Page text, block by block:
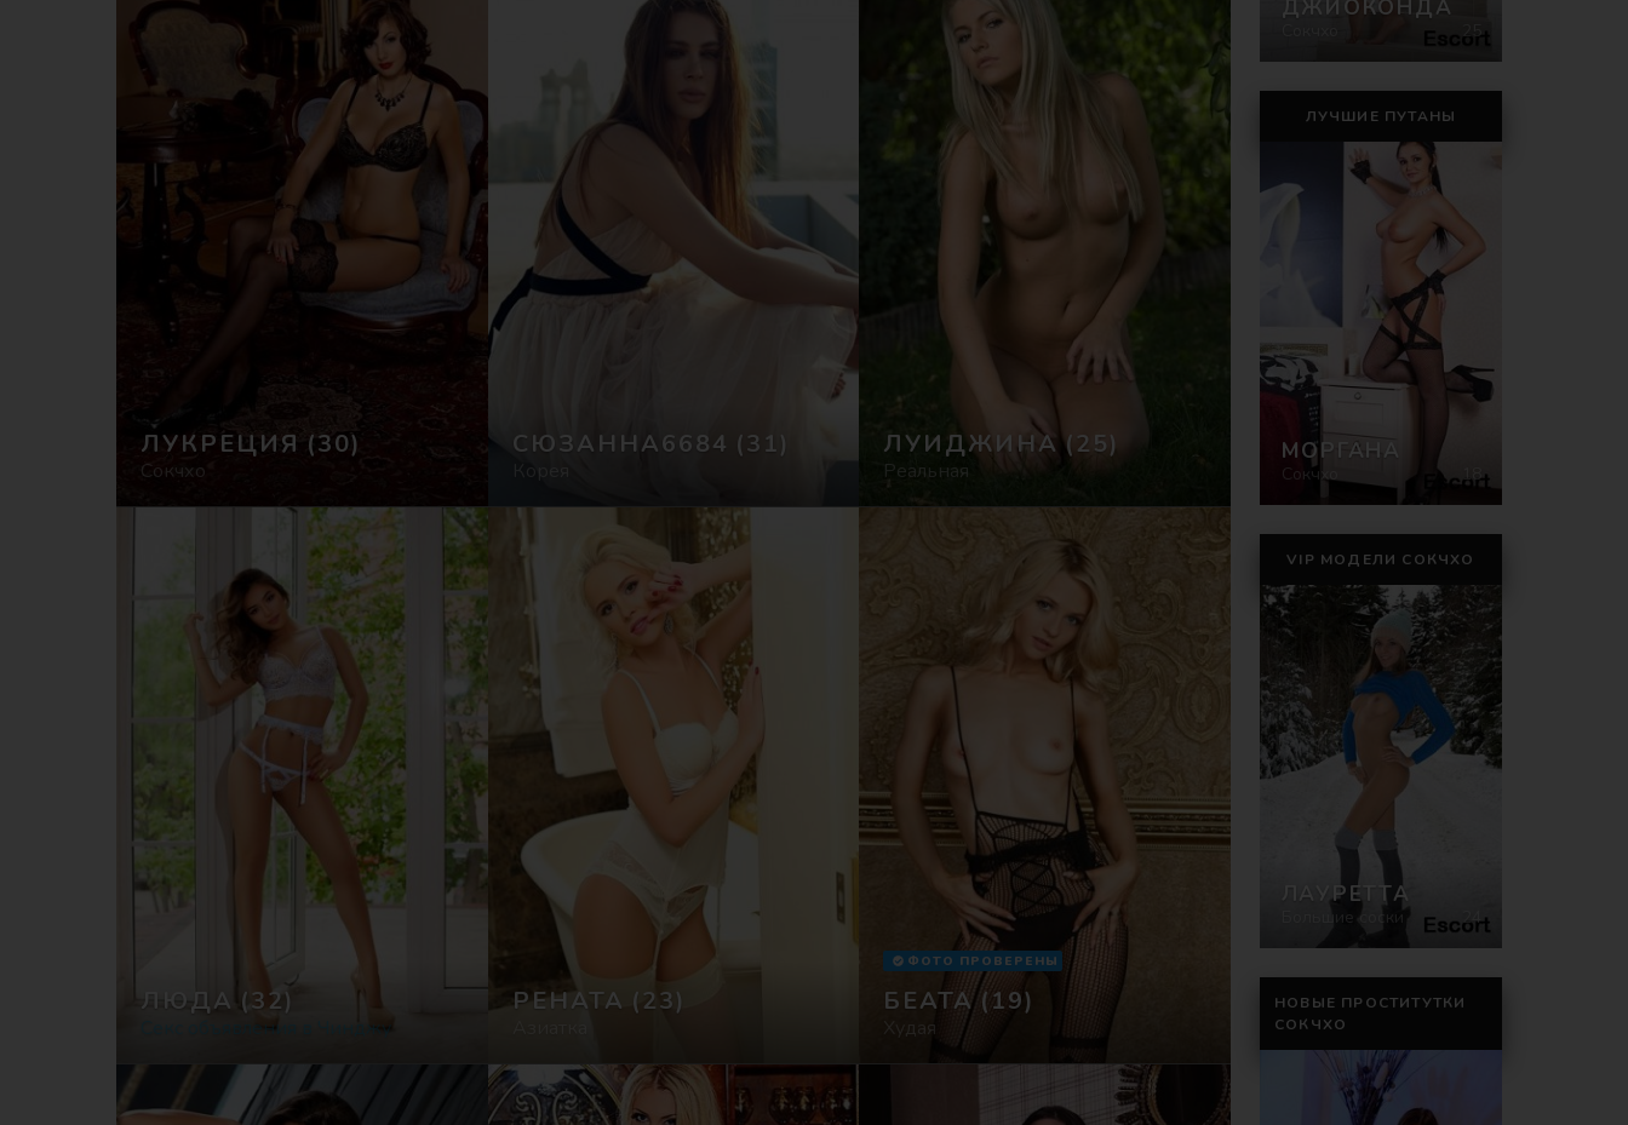
ЛУКРЕЦИЯ (30)
Сокчхо
СЮЗАННА6684 (31) ЛУИДЖИНА (25)
Реальная
ЛЮДА (32)
Секс объявления в Чинджу
РЕНАТА (23) БЕАТА (19)
Худая
ФОТО ПРОВЕРЕНЫ
ДЖИОКОНДА
25
ЛУЧШИЕ ПУТАНЫ
МОРГАНА
Сокчхо 18
VIP МОДЕЛИ СОКЧХО
ЛАУРЕТТА
Большие соски 24
НОВЫЕ ПРОСТИТУТКИ
СОКЧХО